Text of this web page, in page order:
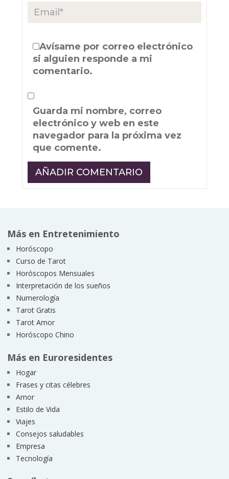
Avísame por correo electrónico
si alguien responde a mi
comentario.
Guarda mi nombre, correo
electrónico y web en este
navegador para la próxima vez
que comente.
Más en Entretenimiento
Horóscopo
Curso de Tarot
Horóscopos Mensuales
Interpretación de los sueños
Numerología
Tarot Gratis
Tarot Amor
Horóscopo Chino
Más en Euroresidentes
Hogar
Frases y citas célebres
Amor
Estilo de Vida
Viajes
Consejos saludables
Empresa
Tecnología